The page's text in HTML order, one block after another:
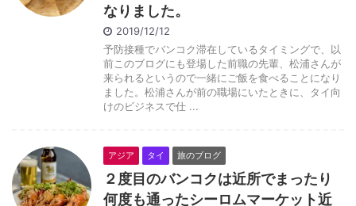
なりました。
2019/12/12
予防接種でバンコク滞在しているタイミングで、以
前このブログにも登場した前職の先輩、松浦さんが
来られるというので一緒にご飯を食べることになり
ました。松浦さんが前の職場にいたときに、タイ向
けのビジネスで仕 ...
アジア タイ 旅のブログ
２度目のバンコクは近所でまったり
何度も通ったシーロムマーケット近